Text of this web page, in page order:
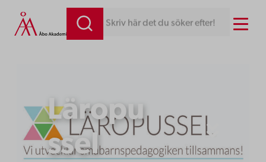
Hoppa
till
Skriv här det du söker efter! Menu
Läropu
ssel